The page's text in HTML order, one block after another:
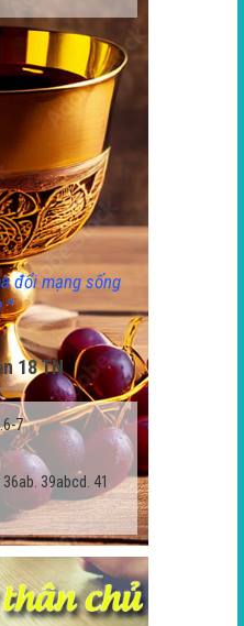
đổi mạng sống
"
18 TN
7
39abcd. 41